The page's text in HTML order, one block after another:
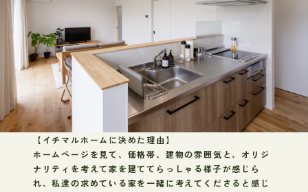
【イチマルホームに決めた理由】
ホームページを見て、価格帯、建物の雰囲気と、オリジ
ナリティを考えて家を建ててらっしゃる様子が感じら
れ、私達の求めている家を一緒に考えてくださると感じ